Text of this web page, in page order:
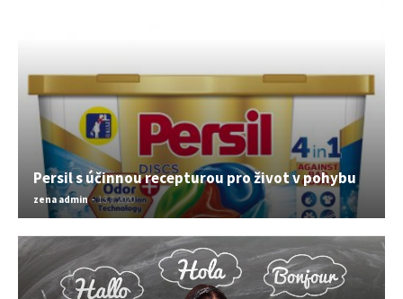
Persil s účinnou recepturou pro život v pohybu
zena admin - 13.7.2020